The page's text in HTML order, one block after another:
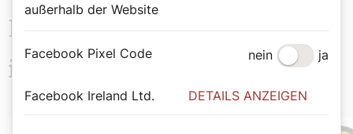
Das könnte Sie auch
interessieren
außerhalb der Website
Facebook Pixel Code nein ja
Facebook Ireland Ltd. DETAILS ANZEIGEN